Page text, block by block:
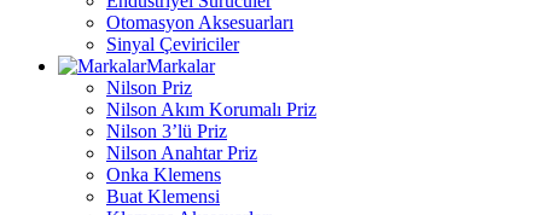
Otomasyon Aksesuarları
Sinyal Çeviriciler
Markalar
Nilson Priz
Nilson Akım Korumalı Priz
Nilson 3’lü Priz
Nilson Anahtar Priz
Onka Klemens
Buat Klemensi